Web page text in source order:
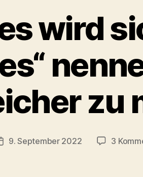
wird
zu
9. September 2022 3